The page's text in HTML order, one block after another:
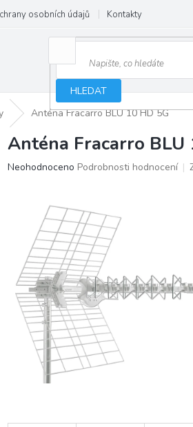
osobních údajů Kontakty
HLEDAT
Anténa Fracarro BLU 10 HD 5G
Anténa Fracarro BLU
Průměrné
hvězdiček.
Neohodnoceno Podrobnosti hodnocení